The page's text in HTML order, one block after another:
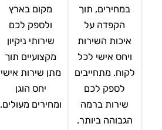
במחירים, תוך
הקפדה על
איכות השירות
ויחס אישי לכל
לקוח. מתחייבים
לספק לכם
שירות ברמה
הגבוהה ביותר.
מקום בארץ
ולספק לכם
שירותי ניקיון
מקצועיים תוך
מתן שירות אישי
יחס הוגן
ומחירים מעולים.